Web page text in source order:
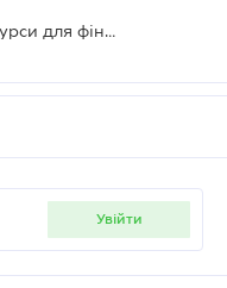
LIGA ZAKON інтегрує LIGA360 у курси для фінансистів: у партнерстві з Фінансовою Академією Актив
увійти